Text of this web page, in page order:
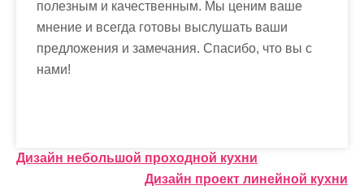
полезным и качественным. Мы ценим ваше
мнение и всегда готовы выслушать ваши
предложения и замечания. Спасибо, что вы с
нами!
Н
Дизайн небольшой проходной кухни
Дизайн проект линейной кухни